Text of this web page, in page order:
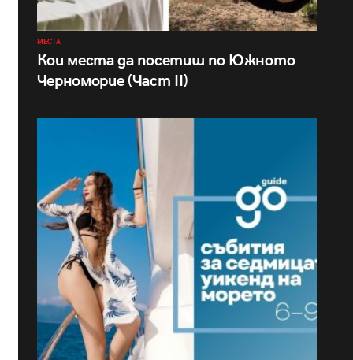
МЕСТА
Кои места да посетиш по Южното
Черноморие (Част II)